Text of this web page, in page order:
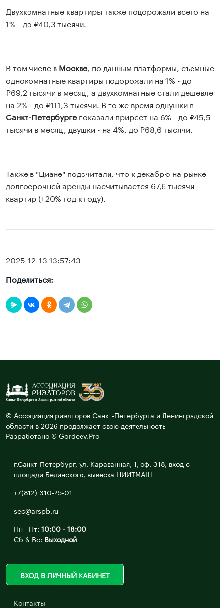
Двухкомнатные квартиры также подорожали всего на
1% - до ₽40,3 тысячи.
В том числе в Москве, по данным платформы, съемные
однокомнатные квартиры подорожали на 1% - до
₽69,2 тысячи в месяц, а двухкомнатные стали дешевле
на 2% - до ₽111,3 тысячи. В то же время однушки в
Санкт-Петербургепоказали прирост на 6% - до ₽45,5
тысячи в месяц, двушки - на 4%, до ₽68,6 тысячи.
Также в "Циане" подсчитали, что к декабрю на рынке
долгосрочной аренды насчитывается 67,6 тысячи
квартир (+20% год к году).
2025-12-13 13:57:43
Поделиться:
© Ассоциация риэлторов Санкт-Петербурга и Ленинградской
области в 2026 продолжает свою деятельность
Разработано © Gordeev.Pro
г.Санкт-Петербург, ул. Караванная, 1, оф. 318, вход с
площади Белинского, вывеска НИИТМАШ
+7(812) 310-25-01
sec@arspb.ru
Пн - Пт: 10:00 - 18:00
Сб & Вс: Выходной
ВХОД В ЛИЧНЫЙ КАБИНЕТ
Контакты